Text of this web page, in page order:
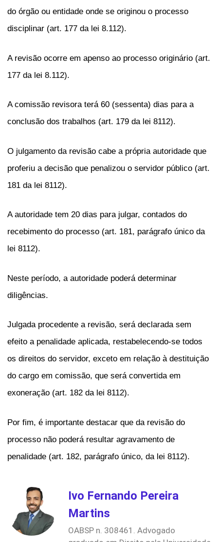
do órgão ou entidade onde se originou o processo
disciplinar (art. 177 da lei 8.112).
A revisão ocorre em apenso ao processo originário (art.
177 da lei 8.112).
A comissão revisora terá 60 (sessenta) dias para a
conclusão dos trabalhos (art. 179 da lei 8112).
O julgamento da revisão cabe a própria autoridade que
proferiu a decisão que penalizou o servidor público (art.
181 da lei 8112).
A autoridade tem 20 dias para julgar, contados do
recebimento do processo (art. 181, parágrafo único da
lei 8112).
Neste período, a autoridade poderá determinar
diligências.
Julgada procedente a revisão, será declarada sem
efeito a penalidade aplicada, restabelecendo-se todos
os direitos do servidor, exceto em relação à destituição
do cargo em comissão, que será convertida em
exoneração (art. 182 da lei 8112).
Por fim, é importante destacar que da revisão do
processo não poderá resultar agravamento de
penalidade (art. 182, parágrafo único, da lei 8112).
Ivo Fernando Pereira
Martins
OABSP n. 308461. Advogado